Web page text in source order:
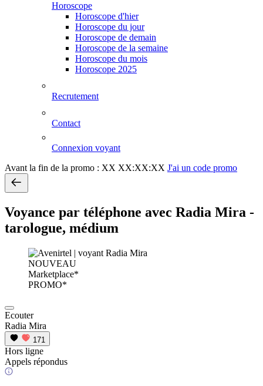
Horoscope
Horoscope d'hier
Horoscope du jour
Horoscope de demain
Horoscope de la semaine
Horoscope du mois
Horoscope 2025
Recrutement
Contact
Connexion voyant
Avant la fin de la promo : XX XX:XX:XX J'ai un code promo
Voyance par téléphone avec Radia Mira -
tarologue, médium
NOUVEAU
Marketplace*
PROMO*
Ecouter
Radia Mira
171
Hors ligne
Appels répondus